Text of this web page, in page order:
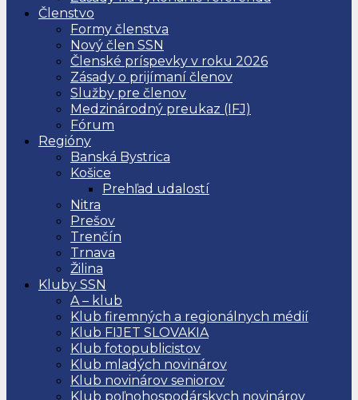
Členstvo
Formy členstva
Nový člen SSN
Členské príspevky v roku 2026
Zásady o prijímaní členov
Služby pre členov
Medzinárodný preukaz (IFJ)
Fórum
Regióny
Banská Bystrica
Košice
Prehľad udalostí
Nitra
Prešov
Trenčín
Trnava
Žilina
Kluby SSN
A – klub
Klub firemných a regionálnych médií
Klub FIJET SLOVAKIA
Klub fotopublicistov
Klub mladých novinárov
Klub novinárov seniorov
Klub poľnohospodárskych novinárov